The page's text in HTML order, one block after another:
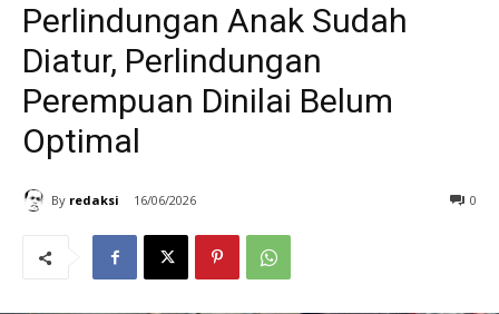
Perlindungan Anak Sudah
Diatur, Perlindungan
Perempuan Dinilai Belum
Optimal
By redaksi 16/06/2026 0